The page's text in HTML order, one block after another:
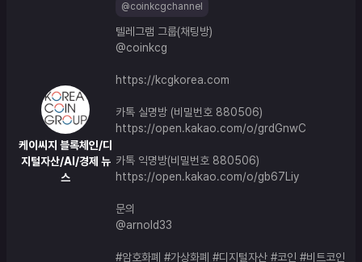
케이씨지 블록체인/디
지털자산/AI/경제 뉴
스
@coinkcgchannel
텔레그램 그룹(채팅방)
@coinkcg
https://kcgkorea.com
카톡 실명방 (비밀번호 880506)
https://open.kakao.com/o/grdGnwC
카톡 익명방(비밀번호 880506)
https://open.kakao.com/o/gb67Liy
문의
@arnold33
#암호화폐 #가상화폐 #디지털자산 #코인 #비트코인